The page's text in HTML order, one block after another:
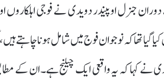
جنرل اوپیندر دویدی نے فوجی
گیا تھا کہ نوجوان فوج میں شامل ہونا چاہتے
نے کہا کہ یہ واقعی ایک چیلنج ہے۔ ان